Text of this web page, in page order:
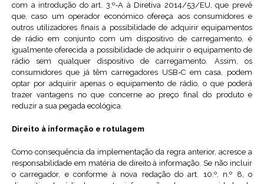
com a introdução do art. 3.º-A à Diretiva 2014/53/EU, que prevê
que, caso um operador económico ofereça aos consumidores e
outros utilizadores finais a possibilidade de adquirir equipamentos
de rádio em conjunto com um dispositivo de carregamento, é
igualmente oferecida a possibilidade de adquirir o equipamento de
rádio sem qualquer dispositivo de carregamento. Assim, os
consumidores que já têm carregadores USB-C em casa, podem
optar por adquirir apenas o equipamento de rádio, o que poderá
trazer vantagens no que concerne ao preço final do produto e
reduzir a sua pegada ecológica.
Direito à informação e rotulagem
Como consequência da implementação da regra anterior, acresce a
responsabilidade em matéria de direito à informação. Se não incluir
o carregador, e conforme à nova redação do art. 10.º, n.º 8, o